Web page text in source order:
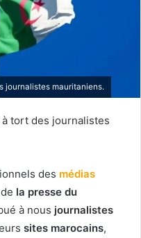
journalistes mauritaniens.
tort des journalistes
des médias
la presse du
à nous journalistes
sites marocains,